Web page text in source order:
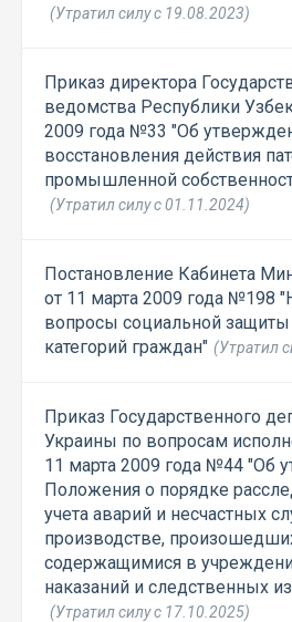
(Утратил силу с 19.08.2023)
Приказ директора
ведомства Республики
2009 года №33 "Об
восстановления действия
промышленной
(Утратил силу с 01.11.2024)
Постановление Кабинета
от 11 марта 2009 года №198
вопросы социальной
категорий граждан" (Утратил
Приказ Государственного
Украины по вопросам
11 марта 2009 года №44 "Об
Положения о порядке
учета аварий и несчастных
производстве,
содержащимися в
наказаний и следственных
(Утратил силу с 17.10.2025)